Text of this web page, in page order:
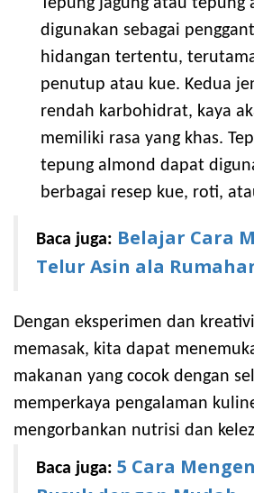
Tepung jagung atau tepung
digunakan sebagai
hidangan tertentu,
penutup atau kue. Kedua
rendah karbohidrat, kaya
memiliki rasa yang khas.
tepung almond dapat
berbagai resep kue, roti,
Baca juga: Belajar Cara
Telur Asin ala
Dengan eksperimen dan
memasak, kita dapat
makanan yang cocok dengan
memperkaya pengalaman
mengorbankan nutrisi dan
Baca juga: 5 Cara